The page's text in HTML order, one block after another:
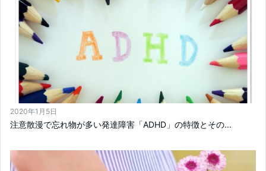
2020年1月5日
注意散漫で忘れ物が多い発達障害「ADHD」の特徴とその...